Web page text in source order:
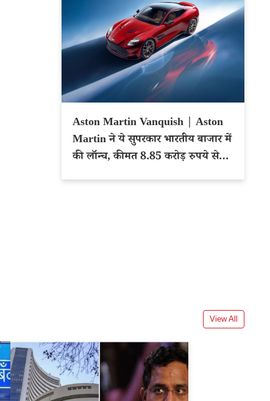
Aston Martin Vanquish | Aston
Martin ने ये सुपरकार भारतीय बाजार में
की लॉन्च, कीमत 8.85 करोड़ रुपये से
View All